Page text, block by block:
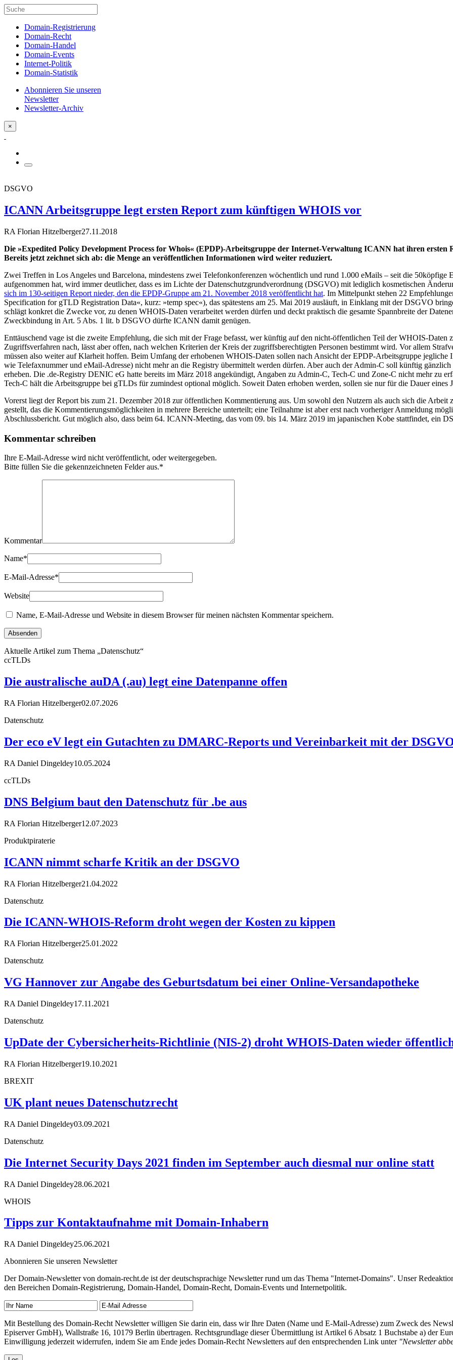
Domain-Registrierung
Domain-Recht
Domain-Handel
Domain-Events
Internet-Politik
Domain-Statistik
Abonnieren Sie unseren
Newsletter
Newsletter-Archiv
×
DSGVO
ICANN Arbeitsgruppe legt ersten Report zum künftigen WHOIS vor
RA Florian Hitzelberger27.11.2018
Die »Expedited Policy Development Process for Whois« (EPDP)-Arbeitsgruppe der Internet-Verwaltung ICANN hat ihren
Bereits jetzt zeichnet sich ab: die Menge an veröffentlichen Informationen wird weiter reduziert.
Zwei Treffen in Los Angeles und Barcelona, mindestens zwei Telefonkonferenzen wöchentlich und rund 1.000 eMails – seit die
aufgenommen hat, wird immer deutlicher, dass es im Lichte der Datenschutzgrundverordnung (DSGVO) mit lediglich kosmetischen
sich im 130-seitigen Report nieder, den die EPDP-Gruppe am 21. November 2018 veröffentlicht hat. Im Mittelpunkt stehen 22
Specification for gTLD Registration Data«, kurz: »temp spec«), das spätestens am 25. Mai 2019 ausläuft, in Einklang mit der DSGVO
schlägt konkret die Zwecke vor, zu denen WHOIS-Daten verarbeitet werden dürfen und deckt praktisch die gesamte Spannbreite der
Zweckbindung in Art. 5 Abs. 1 lit. b DSGVO dürfte ICANN damit genügen.
Enttäuschend vage ist die zweite Empfehlung, die sich mit der Frage befasst, wer künftig auf den nicht-öffentlichen Teil der WHOIS-Daten
Zugriffsverfahren nach, lässt aber offen, nach welchen Kriterien der Kreis der zugriffsberechtigten Personen bestimmt wird. Vor allem
müssen also weiter auf Klarheit hoffen. Beim Umfang der erhobenen WHOIS-Daten sollen nach Ansicht der EPDP-Arbeitsgruppe
wie Telefaxnummer und eMail-Adresse) nicht mehr an die Registry übermittelt werden dürfen. Aber auch der Admin-C soll künftig
erheben. Die .de-Registry DENIC eG hatte bereits im März 2018 angekündigt, Angaben zu Admin-C, Tech-C und Zone-C nicht mehr zu
Tech-C hält die Arbeitsgruppe bei gTLDs für zumindest optional möglich. Soweit Daten erhoben werden, sollen sie nur für die Dauer eines
Vorerst liegt der Report bis zum 21. Dezember 2018 zur öffentlichen Kommentierung aus. Um sowohl den Nutzern als auch sich die
gestellt, das die Kommentierungsmöglichkeiten in mehrere Bereiche unterteilt; eine Teilnahme ist aber erst nach vorheriger Anmeldung
Abschlussbericht. Gut möglich also, dass beim 64. ICANN-Meeting, das vom 09. bis 14. März 2019 im japanischen Kobe stattfindet, ein
Kommentar schreiben
Ihre E-Mail-Adresse wird nicht veröffentlicht, oder weitergegeben.
Bitte füllen Sie die gekennzeichneten Felder aus.*
Kommentar
Name*
E-Mail-Adresse*
Website
Name, E-Mail-Adresse und Website in diesem Browser für meinen nächsten Kommentar speichern.
Aktuelle Artikel zum Thema „Datenschutz“
ccTLDs
Die australische auDA (.au) legt eine Datenpanne offen
RA Florian Hitzelberger02.07.2026
Datenschutz
Der eco eV legt ein Gutachten zu DMARC-Reports und Vereinbarkeit mit der
RA Daniel Dingeldey10.05.2024
ccTLDs
DNS Belgium baut den Datenschutz für .be aus
RA Florian Hitzelberger12.07.2023
Produktpiraterie
ICANN nimmt scharfe Kritik an der DSGVO
RA Florian Hitzelberger21.04.2022
Datenschutz
Die ICANN-WHOIS-Reform droht wegen der Kosten zu kippen
RA Florian Hitzelberger25.01.2022
Datenschutz
VG Hannover zur Angabe des Geburtsdatum bei einer Online-Versandapotheke
RA Daniel Dingeldey17.11.2021
Datenschutz
UpDate der Cybersicherheits-Richtlinie (NIS-2) droht WHOIS-Daten wieder
RA Florian Hitzelberger19.10.2021
BREXIT
UK plant neues Datenschutzrecht
RA Daniel Dingeldey03.09.2021
Datenschutz
Die Internet Security Days 2021 finden im September auch diesmal nur online statt
RA Daniel Dingeldey28.06.2021
WHOIS
Tipps zur Kontaktaufnahme mit Domain-Inhabern
RA Daniel Dingeldey25.06.2021
Abonnieren Sie unseren Newsletter
Der Domain-Newsletter von domain-recht.de ist der deutschsprachige Newsletter rund um das Thema "Internet-Domains". Unser
den Bereichen Domain-Registrierung, Domain-Handel, Domain-Recht, Domain-Events und Internetpolitik.
Mit Bestellung des Domain-Recht Newsletter willigen Sie darin ein, dass wir Ihre Daten (Name und E-Mail-Adresse) zum Zweck des
Episerver GmbH), Wallstraße 16, 10179 Berlin übertragen. Rechtsgrundlage dieser Übermittlung ist Artikel 6 Absatz 1 Buchstabe a) der
Einwilligung jederzeit widerrufen, indem Sie am Ende jedes Domain-Recht Newsletters auf den entsprechenden Link unter "Newsletter